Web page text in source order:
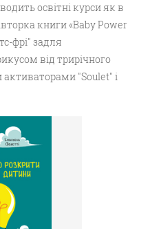
освітні курси як в
книги «Baby Power
фрі" задля
від трирічного
"Soulet" і